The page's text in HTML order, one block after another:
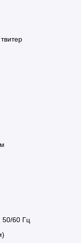
50/60 Гц